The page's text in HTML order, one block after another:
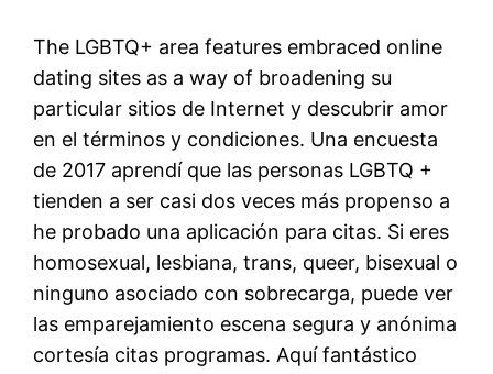
The LGBTQ+ area features embraced online
dating sites as a way of broadening su
particular sitios de Internet y descubrir amor
en el términos y condiciones. Una encuesta
de 2017 aprendí que las personas LGBTQ +
tienden a ser casi dos veces más propenso a
he probado una aplicación para citas. Si eres
homosexual, lesbiana, trans, queer, bisexual o
ninguno asociado con sobrecarga, puede ver
las emparejamiento escena segura y anónima
cortesía citas programas. Aquí fantástico